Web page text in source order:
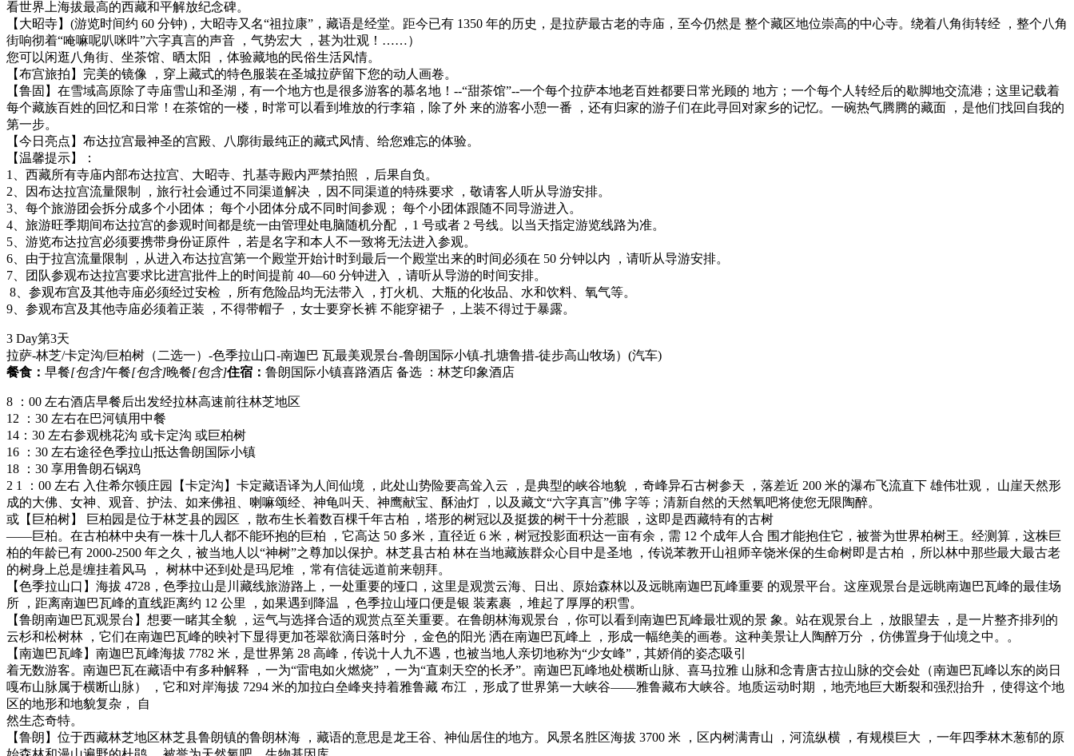
看世界上海拔最高的西藏和平解放纪念碑。
【大昭寺】(游览时间约 60 分钟)，大昭寺又名“祖拉康”，藏语是经堂。距今已有 1350 年的历史，是拉萨最古老的寺庙，至今仍然是 整个藏区地位崇高的中心寺。绕着八角街转经 ，整个八角
街响彻着“唵嘛呢叭咪吽”六字真言的声音 ，气势宏大 ，甚为壮观！……）
您可以闲逛八角街、坐茶馆、晒太阳 ，体验藏地的民俗生活风情。
【布宫旅拍】完美的镜像 ，穿上藏式的特色服装在圣城拉萨留下您的动人画卷。
【鲁固】在雪域高原除了寺庙雪山和圣湖，有一个地方也是很多游客的慕名地！--“甜茶馆”--一个每个拉萨本地老百姓都要日常光顾的 地方；一个每个人转经后的歇脚地交流港；这里记载着
每个藏族百姓的回忆和日常！在茶馆的一楼，时常可以看到堆放的行李箱，除了外 来的游客小憩一番 ，还有归家的游子们在此寻回对家乡的记忆。一碗热气腾腾的藏面 ，是他们找回自我的
第一步。
【今日亮点】布达拉宫最神圣的宫殿、八廓街最纯正的藏式风情、给您难忘的体验。
【温馨提示】：
1、西藏所有寺庙内部布达拉宫、大昭寺、扎基寺殿内严禁拍照 ，后果自负。
2、因布达拉宫流量限制 ，旅行社会通过不同渠道解决 ，因不同渠道的特殊要求 ，敬请客人听从导游安排。
3、每个旅游团会拆分成多个小团体； 每个小团体分成不同时间参观； 每个小团体跟随不同导游进入。
4、旅游旺季期间布达拉宫的参观时间都是统一由管理处电脑随机分配 ，1 号或者 2 号线。以当天指定游览线路为准。
5、游览布达拉宫必须要携带身份证原件 ，若是名字和本人不一致将无法进入参观。
6、由于拉宫流量限制 ，从进入布达拉宫第一个殿堂开始计时到最后一个殿堂出来的时间必须在 50 分钟以内 ，请听从导游安排。
7、团队参观布达拉宫要求比进宫批件上的时间提前 40—60 分钟进入 ，请听从导游的时间安排。
8、参观布宫及其他寺庙必须经过安检 ，所有危险品均无法带入 ，打火机、大瓶的化妆品、水和饮料、氧气等。
9、参观布宫及其他寺庙必须着正装 ，不得带帽子 ，女士要穿长裤 不能穿裙子 ，上装不得过于暴露。
3 Day第3天
拉萨-林芝/卡定沟/巨柏树（二选一）-色季拉山口-南迦巴 瓦最美观景台-鲁朗国际小镇-扎塘鲁措-徒步高山牧场） (汽车)
餐食： 早餐[包含]午餐[包含]晚餐[包含]住宿： 鲁朗国际小镇喜路酒店 备选 ：林芝印象酒店
8 ：00 左右酒店早餐后出发经拉林高速前往林芝地区
12 ：30 左右在巴河镇用中餐
14：30 左右参观桃花沟 或卡定沟 或巨柏树
16 ：30 左右途径色季拉山抵达鲁朗国际小镇
18 ：30 享用鲁朗石锅鸡
2 1 ：00 左右 入住希尔顿庄园【卡定沟】卡定藏语译为人间仙境 ，此处山势险要高耸入云 ，是典型的峡谷地貌 ，奇峰异石古树参天 ，落差近 200 米的瀑布飞流直下 雄伟壮观， 山崖天然形
成的大佛、女神、观音、护法、如来佛祖、喇嘛颂经、神龟叫天、神鹰献宝、酥油灯 ，以及藏文“六字真言”佛 字等；清新自然的天然氧吧将使您无限陶醉。
或【巨柏树】 巨柏园是位于林芝县的园区 ，散布生长着数百棵千年古柏 ，塔形的树冠以及挺拨的树干十分惹眼 ，这即是西藏特有的古树
——巨柏。在古柏林中央有一株十几人都不能环抱的巨柏 ，它高达 50 多米，直径近 6 米，树冠投影面积达一亩有余，需 12 个成年人合 围才能抱住它，被誉为世界柏树王。经测算，这株巨
柏的年龄已有 2000-2500 年之久，被当地人以“神树”之尊加以保护。林芝县古柏 林在当地藏族群众心目中是圣地 ，传说苯教开山祖师辛饶米保的生命树即是古柏 ，所以林中那些最大最古老
的树身上总是缠挂着风马 ， 树林中还到处是玛尼堆 ，常有信徒远道前来朝拜。
【色季拉山口】海拔 4728，色季拉山是川藏线旅游路上，一处重要的垭口，这里是观赏云海、日出、原始森林以及远眺南迦巴瓦峰重要 的观景平台。这座观景台是远眺南迦巴瓦峰的最佳场
所 ，距离南迦巴瓦峰的直线距离约 12 公里 ，如果遇到降温 ，色季拉山垭口便是银 装素裹 ，堆起了厚厚的积雪。
【鲁朗南迦巴瓦观景台】想要一睹其全貌 ，运气与选择合适的观赏点至关重要。在鲁朗林海观景台 ，你可以看到南迦巴瓦峰最壮观的景 象。站在观景台上 ，放眼望去 ，是一片整齐排列的
云杉和松树林 ，它们在南迦巴瓦峰的映衬下显得更加苍翠欲滴日落时分 ，金色的阳光 洒在南迦巴瓦峰上 ，形成一幅绝美的画卷。这种美景让人陶醉万分 ，仿佛置身于仙境之中。。
【南迦巴瓦峰】南迦巴瓦峰海拔 7782 米，是世界第 28 高峰，传说十人九不遇，也被当地人亲切地称为“少女峰”，其娇俏的姿态吸引
着无数游客。南迦巴瓦在藏语中有多种解释 ，一为“雷电如火燃烧” ，一为“直刺天空的长矛”。南迦巴瓦峰地处横断山脉、喜马拉雅 山脉和念青唐古拉山脉的交会处（南迦巴瓦峰以东的岗日
嘎布山脉属于横断山脉） ，它和对岸海拔 7294 米的加拉白垒峰夹持着雅鲁藏 布江 ，形成了世界第一大峡谷——雅鲁藏布大峡谷。地质运动时期 ，地壳地巨大断裂和强烈抬升 ，使得这个地
区的地形和地貌复杂， 自
然生态奇特。
【鲁朗】位于西藏林芝地区林芝县鲁朗镇的鲁朗林海 ，藏语的意思是龙王谷、神仙居住的地方。风景名胜区海拔 3700 米 ，区内树满青山 ，河流纵横 ，有规模巨大 ，一年四季林木葱郁的原